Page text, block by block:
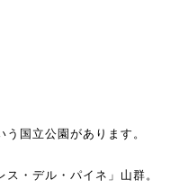
国立公園があります。
・デル・パイネ」山群。